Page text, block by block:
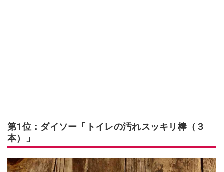
第1位：ダイソー「トイレの汚れスッキリ棒（３
本）」